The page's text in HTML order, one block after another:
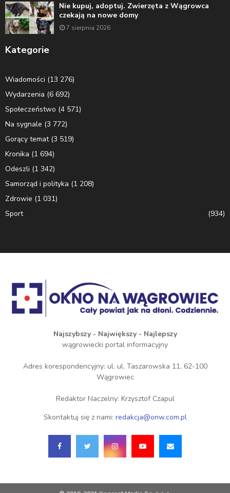
Nie kupuj, adoptuj. Zwierzęta z Wągrowca
czekają na nowe domy
7 sierpnia 2026
Kategorie
Wiadomości (13 276)
Wydarzenia (6 692)
Społeczeństwo (4 571)
Na sygnale (3 772)
Gorący temat(3 519)
Kronika (1 694)
Odeszli (1 342)
Samorząd i polityka (1 208)
Zdrowie (1 031)
Sport
(934)
Najszybszy - Największy - Najlepszy
wągrowiecki portal informacyjny
Adres korespondencyjny: ul. ul. Taszarowska 11, 62-100
Wągrowiec
Redaktor Naczelny: Krzysztof Czapul
Skontaktuj się z nami: redakcja@onw.com.pl